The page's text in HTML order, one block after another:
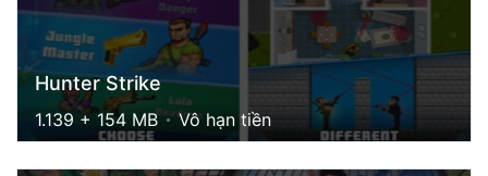
Hunter Strike
1.139 + 154 MB Vô hạn tiền